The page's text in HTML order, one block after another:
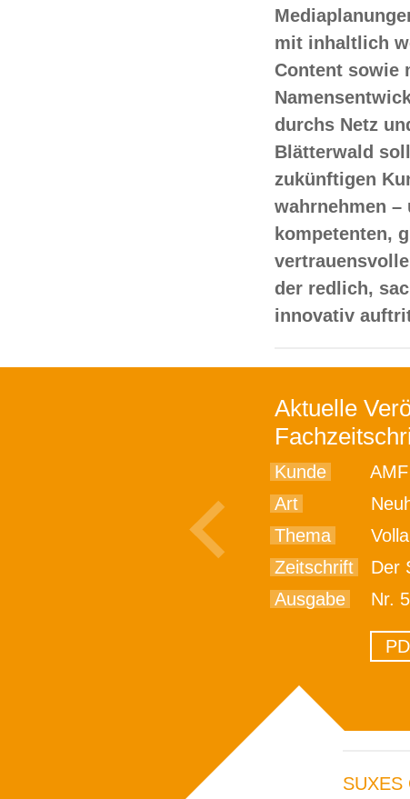
mit inhaltlich
Content sowie
durchs Netz
Blätterwald
zukünftigen
wahrnehmen –
kompetenten,
der redlich,
innovativ
Aktuelle
Kunde
Art
Thema
Zeitschrift
Der
Ausgabe
Nr. 5,
SUXES